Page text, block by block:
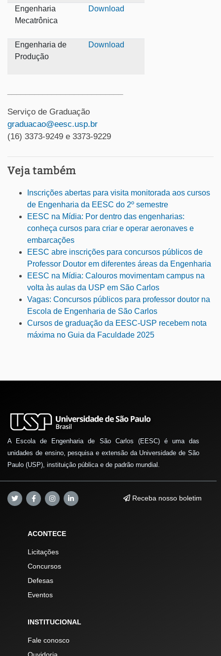
Engenharia
Mecatrônica
Download
Engenharia de
Produção
Download
Serviço de Graduação
graduacao@eesc.usp.br
(16) 3373-9249 e 3373-9229
Veja também
Inscrições abertas para visita monitorada aos cursos
de Engenharia da EESC do 2º semestre
EESC na Mídia: Por dentro das engenharias:
conheça cursos para criar e operar aeronaves e
embarcações
EESC abre inscrições para concursos públicos de
Professor Doutor em diferentes áreas da Engenharia
EESC na Mídia: Calouros movimentam campus na
volta às aulas da USP em São Carlos
Vagas: Concursos públicos para professor doutor na
Escola de Engenharia de São Carlos
Cursos de graduação da EESC-USP recebem nota
máxima no Guia da Faculdade 2025
A Escola de Engenharia de São Carlos (EESC) é uma das
unidades de ensino, pesquisa e extensão da Universidade de São
Paulo (USP), instituição pública e de padrão mundial.
Receba nosso boletim
ACONTECE
Licitações
Concursos
Defesas
Eventos
INSTITUCIONAL
Fale conosco
Ouvidoria